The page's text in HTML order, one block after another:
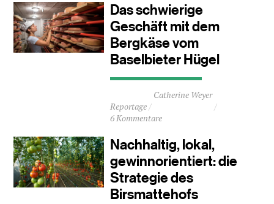
Das schwierige
Geschäft mit dem
Bergkäse vom
Baselbieter Hügel
Durchschnittliche
ca.
2
Reportage
Catherine Weyer
6 Kommentare
Nachhaltig, lokal,
gewinnorientiert: die
Strategie des
Birsmattehofs